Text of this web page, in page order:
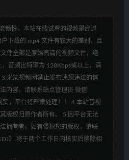
畅性，本站在线试看的视频是经过
下载的 mp4 文件有较大的差别，且
件全部是原始高清的视频文件，绝
音频比特率为 128Kbps或以上，清
米柒视频网禁止发布违规违法的信
内容，请联系站点管理员 微信
实，平台将严肃处理！！ 4.本站音视
版权归原作者所有。 5.因平台无法
拥有者，如有侵犯您的版权，请联
》 将于两个工作日内核实后移除相